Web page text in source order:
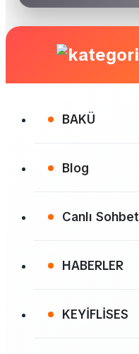
BAKÜ
Blog
Canlı Sohbet
HABERLER
KEYİFLİSES